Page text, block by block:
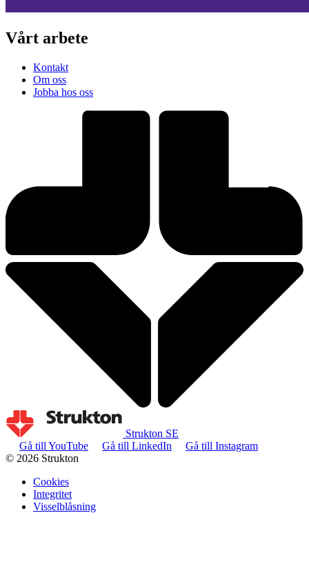
Vårt arbete
Kontakt
Om oss
Jobba hos oss
Strukton SE
Gå till YouTube
Gå till LinkedIn
Gå till Instagram
© 2026 Strukton
Cookies
Integritet
Visselblåsning